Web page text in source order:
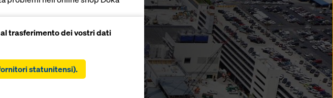
i fornitori statunitensi)”,
i cookie. Facendo clic su
selezionati con le caselle di
trasferimento dei vostri dati
statunitensi).